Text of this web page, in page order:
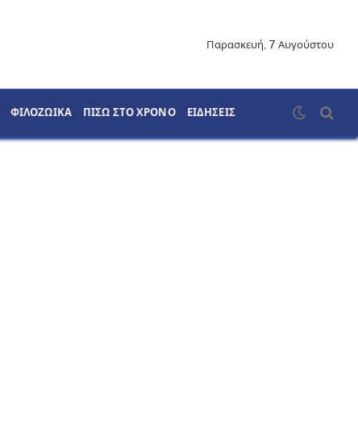
Παρασκευή, 7 Αυγούστου
ΦΙΛΟΖΩΙΚΑ ΠΙΣΩ ΣΤΟ ΧΡΟΝΟ ΕΙΔΗΣΕΙΣ